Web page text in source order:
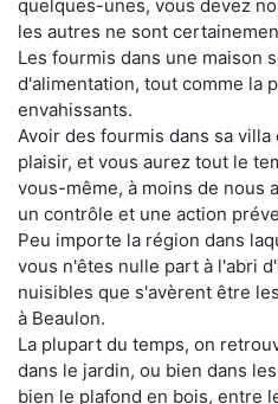
quelques-unes, vous devez
les autres ne sont
Les fourmis dans une maison
d'alimentation, tout comme la
envahissants.
Avoir des fourmis dans sa
plaisir, et vous aurez tout le
vous-même, à moins de nous
un contrôle et une action
Peu importe la région dans
vous n'êtes nulle part à l'abri
nuisibles que s'avèrent être
à Beaulon.
La plupart du temps, on
dans le jardin, ou bien dans
bien le plafond en bois, entre